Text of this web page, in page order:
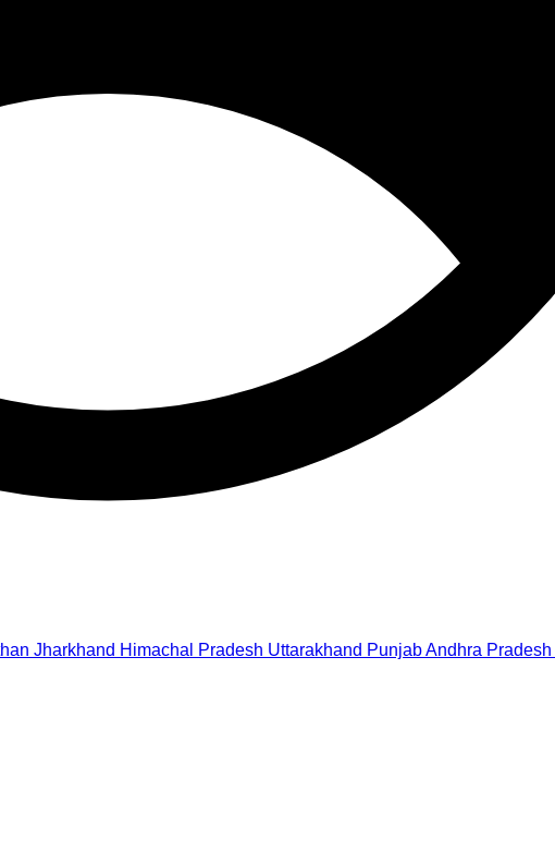
Jharkhand Himachal Pradesh Uttarakhand PunjabAndhra Pradesh